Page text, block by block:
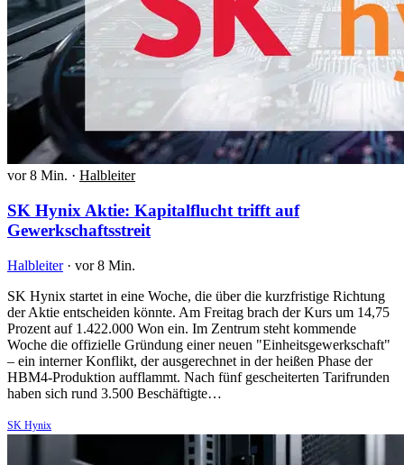
vor 8 Min. · Halbleiter
SK Hynix Aktie: Kapitalflucht trifft auf
Gewerkschaftsstreit
Halbleiter · vor 8 Min.
SK Hynix startet in eine Woche, die über die kurzfristige Richtung
der Aktie entscheiden könnte. Am Freitag brach der Kurs um 14,75
Prozent auf 1.422.000 Won ein. Im Zentrum steht kommende
Woche die offizielle Gründung einer neuen "Einheitsgewerkschaft"
– ein interner Konflikt, der ausgerechnet in der heißen Phase der
HBM4-Produktion aufflammt. Nach fünf gescheiterten Tarifrunden
haben sich rund 3.500 Beschäftigte…
SK Hynix